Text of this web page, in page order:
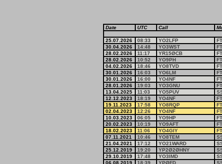
Date UTC Call
25.07.2026 08:33 YO2LFP
30.04.2026
14:48 YO3WST
28.02.2026
11:17 YR15ØCB
28.02.2026
10:52 YO9PH
04.02.2026
18:46 YO8TVD
30.01.2026
16:03 YO6LM
30.01.2026
16:00 YO4NF
28.01.2026
19:03 YO3GNU
13.04.2025
11:03 YO5PUV
12.12.2023
18:19 YO4NF
19.11.2023
17:58 YO8RQP
02.04.2023
12:26 YO4NF
10.03.2023
06:05 YO9HP
20.02.2023
10:19 YO9AFT
18.02.2023
11:06 YO4GIY
07.11.2021
10:46 YO8TEM
21.04.2021
17:12 YO21WARD
25.12.2019
19:20 YP2Ø2ØHNY
29.10.2019
17:48 YO3IMD
06.08.2019
18:39 YPØFD